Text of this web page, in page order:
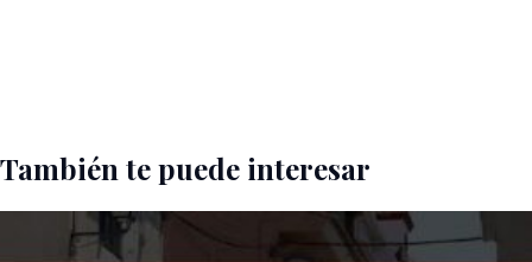
También te puede interesar